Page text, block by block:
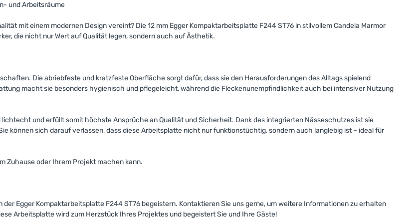
und Arbeitsräume
mit einem modernen Design vereint? Die 12 mm Egger Kompaktarbeitsplatte F244 ST76 in stilvollem Candela Marmor
die nicht nur Wert auf Qualität legen, sondern auch auf Ästhetik.
Die abriebfeste und kratzfeste Oberfläche sorgt dafür, dass sie den Herausforderungen des Alltags spielend
macht sie besonders hygienisch und pflegeleicht, während die Fleckenunempfindlichkeit auch bei intensiver Nutzung
und erfüllt somit höchste Ansprüche an Qualität und Sicherheit. Dank des integrierten Nässeschutzes ist sie
können sich darauf verlassen, dass diese Arbeitsplatte nicht nur funktionstüchtig, sondern auch langlebig ist – ideal für
Zuhause oder Ihrem Projekt machen kann.
Egger Kompaktarbeitsplatte F244 ST76 begeistern. Kontaktieren Sie uns gerne, um weitere Informationen zu erhalten
Arbeitsplatte wird zum Herzstück Ihres Projektes und begeistert Sie und Ihre Gäste!